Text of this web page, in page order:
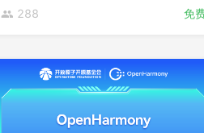
288
免